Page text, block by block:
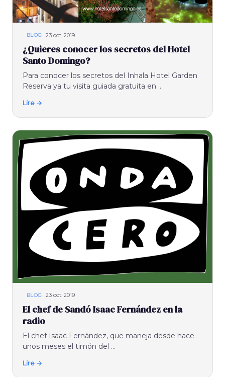
BLOG 23 oct. 2019
¿Quieres conocer los secretos del Hotel
Santo Domingo?
Para conocer los secretos del Inhala Hotel Garden
Reserva ya tu visita guiada gratuita en ...
Lire →
BLOG 23 oct. 2019
El chef de Sandó Isaac Fernández en la
radio
El chef Isaac Fernández, que maneja desde hace
unos meses el timón del ...
Lire →